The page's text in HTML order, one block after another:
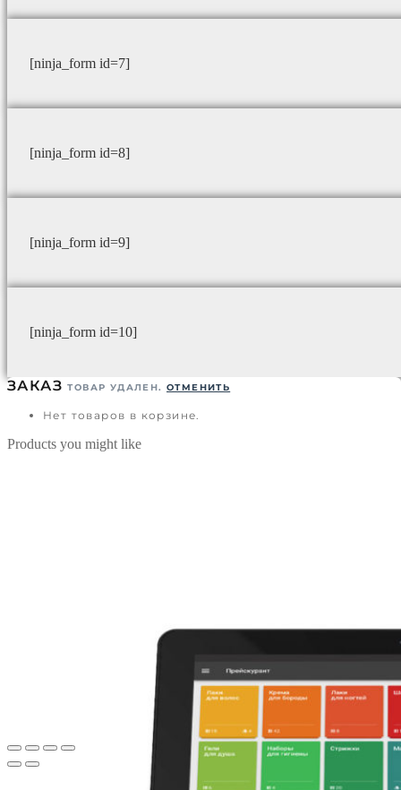
[ninja_form id=7]
[ninja_form id=8]
[ninja_form id=9]
[ninja_form id=10]
ЗАКАЗТОВАР УДАЛЕН.ОТМЕНИТЬ
Нет товаров в корзине.
Products you might like